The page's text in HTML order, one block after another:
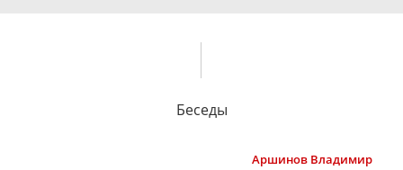
Беседы
Аршинов Владимир